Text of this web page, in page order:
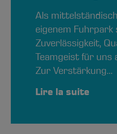
Als
eigenem Fuhrpark
Zuverlässigkeit,
Teamgeist für uns
Zur Verstärkung…
Lire la suite